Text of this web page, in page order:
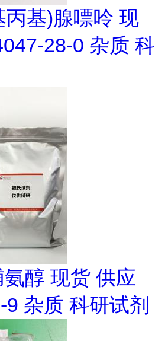
丙基)腺嘌呤 现
28-0 杂质 科
醇 现货 供应
杂质 科研试剂